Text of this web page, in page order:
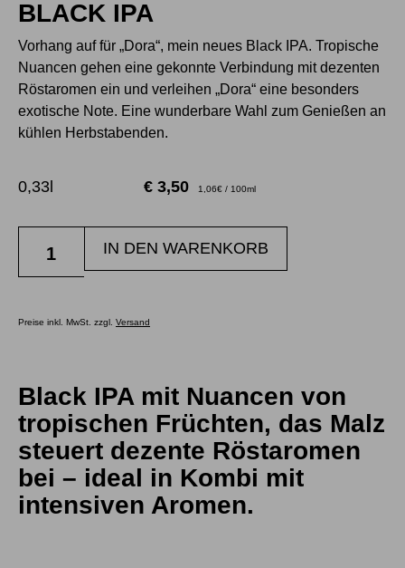
BLACK IPA
Vorhang auf für „Dora“, mein neues Black IPA. Tropische
Nuancen gehen eine gekonnte Verbindung mit dezenten
Röstaromen ein und verleihen „Dora“ eine besonders
exotische Note. Eine wunderbare Wahl zum Genießen an
kühlen Herbstabenden.
0,33l € 3,50 1,06€ / 100ml
IN DEN WARENKORB
Preise inkl. MwSt. zzgl. Versand
Black IPA mit Nuancen von
tropischen Früchten, das Malz
steuert dezente Röstaromen
bei – ideal in Kombi mit
intensiven Aromen.